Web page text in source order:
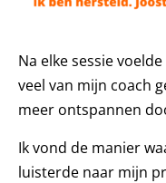
Na elke sessie
veel van mijn coach
meer ontspannen
Ik vond de manier
luisterde naar mijn